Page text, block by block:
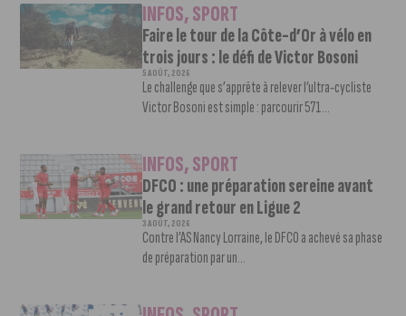
INFOS,SPORT
Faire le tour de la Côte-d’Or à vélo en
trois jours : le défi de Victor Bosoni
5 AOÛT, 2026
Le challenge que s’apprête à relever l’ultra-cycliste
Victor Bosoni est simple : parcourir 571...
INFOS,SPORT
DFCO : une préparation sereine avant
le grand retour en Ligue 2
3 AOÛT, 2026
Contre l’AS Nancy Lorraine, le DFCO a achevé sa phase
de préparation par un...